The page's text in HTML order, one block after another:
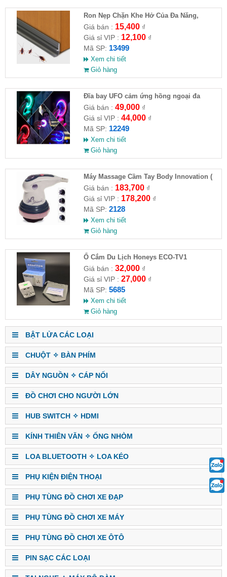
Ron Nẹp Chặn Khe Hở Của Đa Năng,
Chống Côn Trùng( HĐ )
Giá bán : 15,400₫
Giá sỉ VIP : 12,100₫
Mã SP: 13499
Xem chi tiết
Giỏ hàng
Đĩa bay UFO cảm ứng hồng ngoại đa
chiều tự động bay về
Giá bán : 49,000₫
Giá sỉ VIP : 44,000₫
Mã SP: 12249
Xem chi tiết
Giỏ hàng
Máy Massage Cầm Tay Body Innovation (
HĐ )
Giá bán : 183,700₫
Giá sỉ VIP : 178,200₫
Mã SP: 2128
Xem chi tiết
Giỏ hàng
Ổ Cắm Du Lịch Honeys ECO-TV1
Giá bán : 32,000₫
Giá sỉ VIP : 27,000₫
Mã SP: 5685
Xem chi tiết
Giỏ hàng
BẬT LỬA CÁC LOẠI
CHUỘT ✧ BÀN PHÍM
DÂY NGUỒN ✧ CÁP NỐI
ĐỒ CHƠI CHO NGƯỜI LỚN
HUB SWITCH ✧ HDMI
KÍNH THIÊN VĂN ✧ ỐNG NHÒM
LOA BLUETOOTH ✧ LOA KÉO
PHỤ KIỆN ĐIỆN THOẠI
PHỤ TÙNG ĐỒ CHƠI XE ĐẠP
PHỤ TÙNG ĐỒ CHƠI XE MÁY
PHỤ TÙNG ĐỒ CHƠI XE ÔTÔ
PIN SẠC CÁC LOẠI